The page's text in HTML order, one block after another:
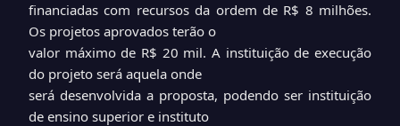
financiadas com recursos da ordem de R$ 8 milhões.
Os projetos aprovados terão o
valor máximo de R$ 20 mil. A instituição de execução
do projeto será aquela onde
será desenvolvida a proposta, podendo ser instituição
de ensino superior e instituto